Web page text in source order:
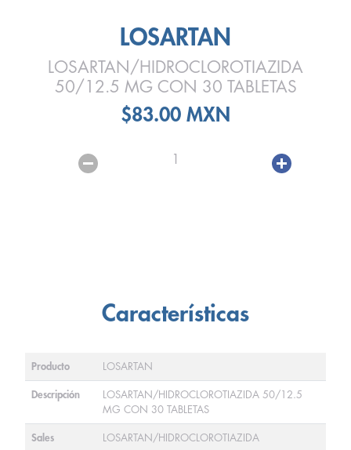
LOSARTAN
LOSARTAN/HIDROCLOROTIAZIDA
50/12.5 MG CON 30 TABLETAS
$83.00 MXN
1
Características
Producto LOSARTAN
Descripción
LOSARTAN/HIDROCLOROTIAZIDA 50/12.5
MG CON 30 TABLETAS
Sales LOSARTAN/HIDROCLOROTIAZIDA